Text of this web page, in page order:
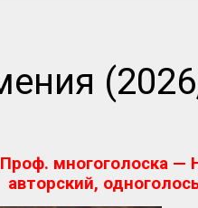
Проф. многоголоска —
авторский,